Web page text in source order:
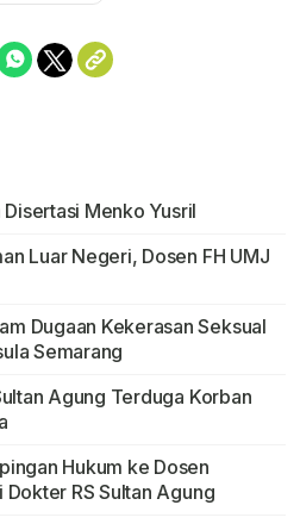
Menko Yusril
Luar Negeri, Dosen FH UMJ
Dugaan Kekerasan Seksual
Semarang
Agung Terduga Korban
Hukum ke Dosen
RS Sultan Agung